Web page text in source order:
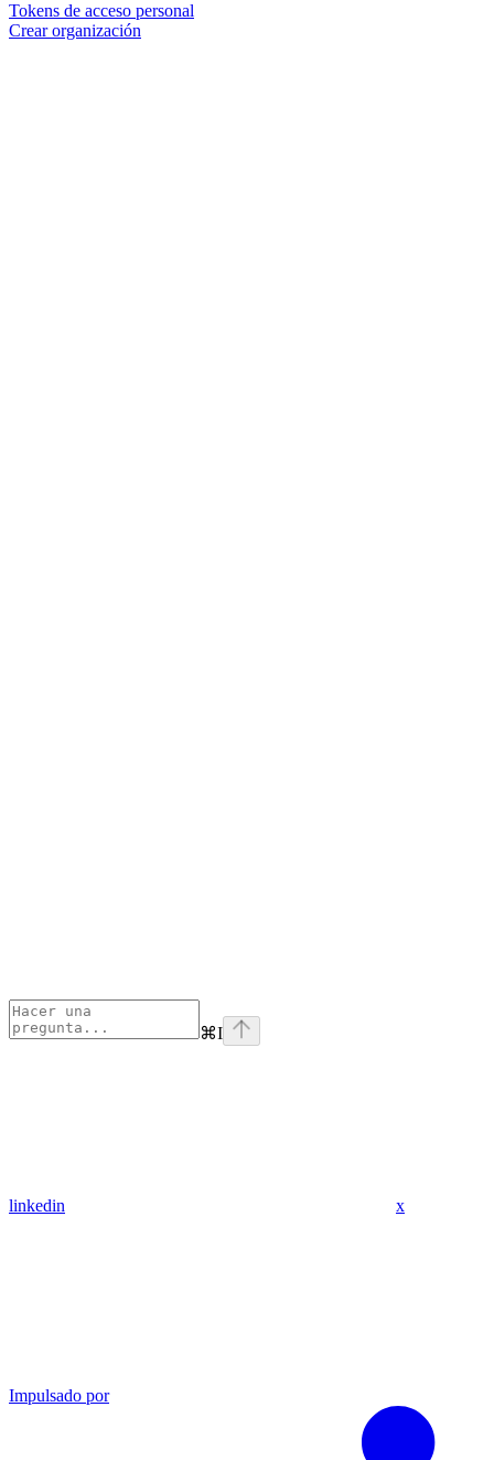
Tokens de acceso personal
Crear organización
⌘I
linkedin x
Impulsado por